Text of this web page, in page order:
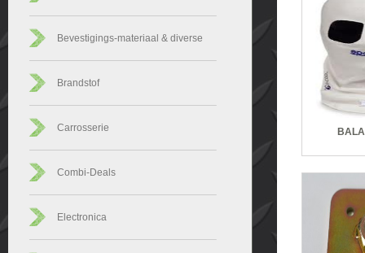
Bevestigings-materiaal & diverse
Brandstof
Carrosserie
Combi-Deals
Electronica